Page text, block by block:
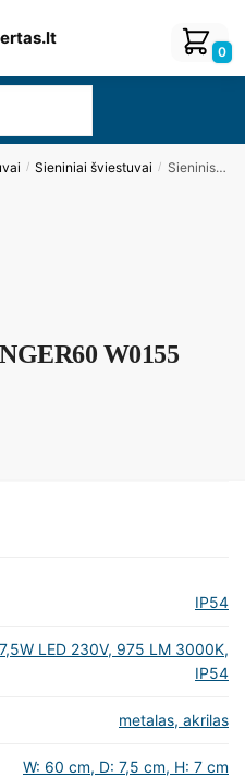
0
/ Sieniniai šviestuvai / Sieninis šviestuvas FINGER60 W0155
W0155
IP54
LED 230V, 975 LM 3000K,
IP54
metalas, akrilas
W: 60 cm, D: 7,5 cm, H: 7 cm